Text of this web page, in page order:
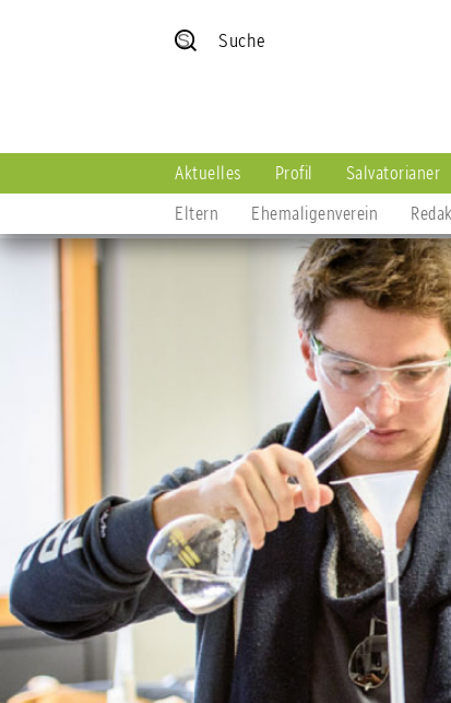
Suche
Aktuelles Profil Salvatorianer
Eltern
Ehemaligenverein